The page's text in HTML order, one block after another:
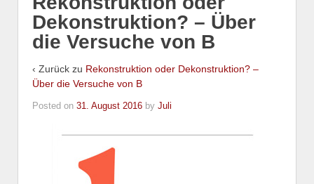
Dekonstruktion? – Über
die Versuche von B
‹ Zurück zu Rekonstruktion oder Dekonstruktion? –
Über die Versuche von B
Posted on 31. August 2016 by Juli